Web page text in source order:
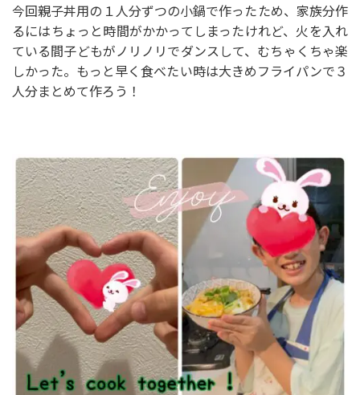
今回親子丼用の１人分ずつの小鍋で作ったため、家族分作
るにはちょっと時間がかかってしまったけれど、火を入れ
ている間子どもがノリノリでダンスして、むちゃくちゃ楽
しかった。もっと早く食べたい時は大きめフライパンで３
人分まとめて作ろう！